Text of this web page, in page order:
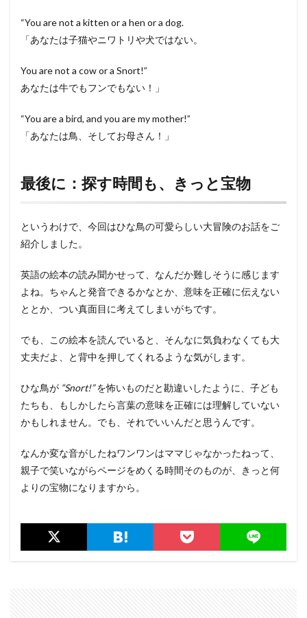
“You are not a kitten or a hen or a dog.
「あなたは子猫やニワトリや犬ではない。
You are not a cow or a Snort!”
あなたは牛でもフンでもない！」
“You are a bird, and you are my mother!”
「あなたは鳥、そしてお母さん！」
最後に：探す時間も、きっと宝物
というわけで、今回はひな鳥の可愛らしい大冒険のお話をご
紹介しました。
英語の絵本の読み聞かせって、なんだか難しそうに感じます
よね。ちゃんと発音できるかなとか、意味を正確に伝えない
ととか、つい真面目に考えてしまいがちです。
でも、この絵本を読んでいると、そんなに気負わなくても大
丈夫だよ、と背中を押してくれるような気がします。
ひな鳥が “Snort!”を怖いものだと勘違いしたように、子ども
たちも、もしかしたら言葉の意味を正確には理解していない
かもしれません。でも、それでいいんだと思うんです。
なんか変な音がしたねワンワンはママじゃなかったねって、
親子で笑いながらページをめくる時間そのものが、きっと何
よりの宝物になりますから。